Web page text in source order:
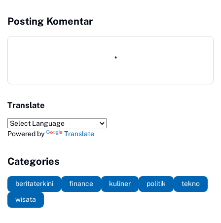
Posting Komentar
Translate
Powered by Translate
Categories
beritaterkini finance kuliner politik
tekno
wisata